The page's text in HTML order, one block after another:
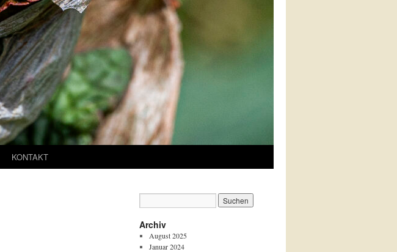
KONTAKT
Archiv
August 2025
Januar 2024